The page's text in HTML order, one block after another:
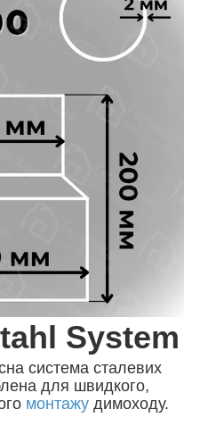
System
система сталевих
для швидкого,
монтажу димоходу.